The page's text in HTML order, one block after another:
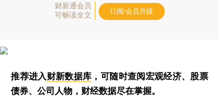
财新通会员
可畅读全文
订阅/会员升级
推荐进入财新数据库 ，可随时查阅宏观经济、股票
债券、公司人物，财经数据尽在掌握。